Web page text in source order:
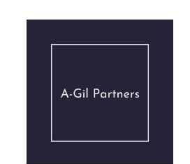
contenu